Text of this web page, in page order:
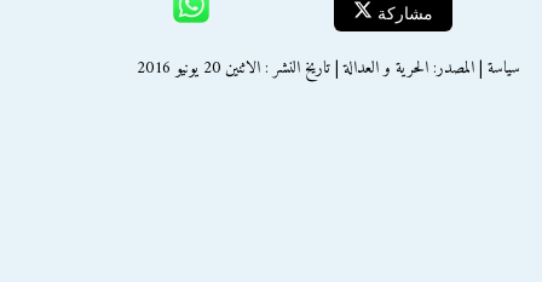
مشاركة
سياسة | المصدر: الحرية و العدالة | تاريخ النشر : الاثنين 20 يونيو 2016